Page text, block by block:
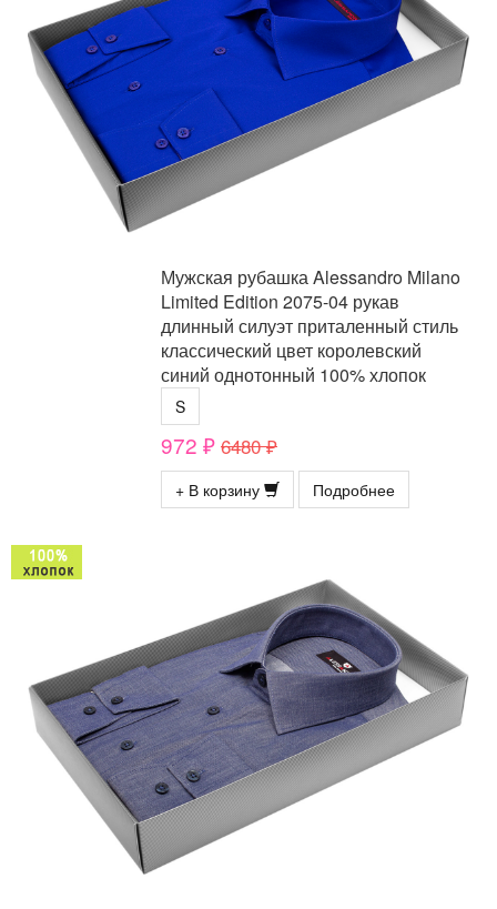
Мужская рубашка Alessandro Milano
Limited Edition 2075-04 рукав
длинный силуэт приталенный стиль
классический цвет королевский
синий однотонный 100% хлопок
S
972 ₽ 6480 ₽
+ В корзину Подробнее